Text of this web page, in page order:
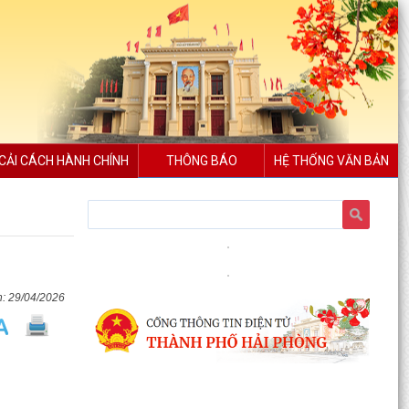
CÁCH HÀNH CHÍNH THÔNG BÁO HỆ THỐNG VĂN BẢN
29/04/2026